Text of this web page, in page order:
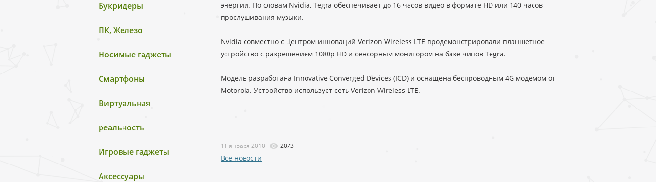
Букридеры
ПК, Железо
Носимые гаджеты
Смартфоны
Виртуальная
реальность
Игровые гаджеты
Аксессуары
энергии. По словам Nvidia, Tegra обеспечивает до 16 часов видео в формате HD или 140 часов
прослушивания музыки.
Nvidia совместно с Центром инноваций Verizon Wireless LTE продемонстрировали планшетное
устройство с разрешением 1080p HD и сенсорным монитором на базе чипов Tegra.
Модель разработана Innovative Converged Devices (ICD) и оснащена беспроводным 4G модемом от
Motorola. Устройство использует сеть Verizon Wireless LTE.
11 января 2010 2073
Все новости